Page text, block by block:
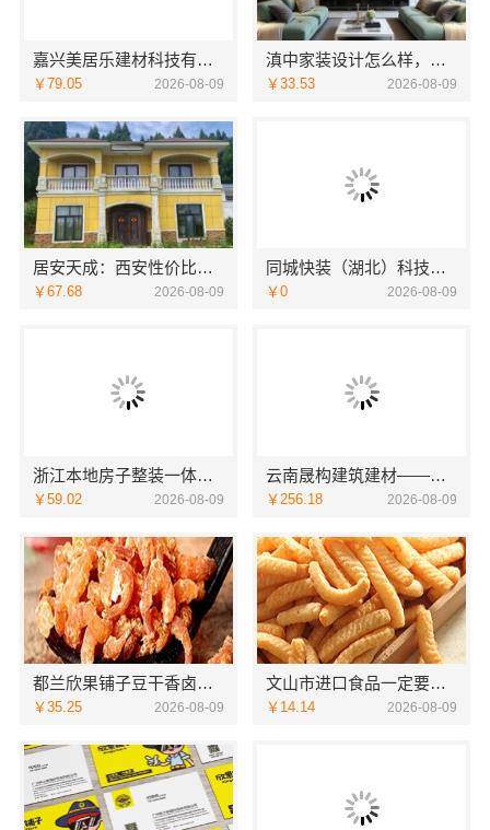
嘉兴美居乐建材科技有限公司新房装修联系电话
￥79.05 2026-08-09
滇中家装设计怎么样，云南至高新型建材有限公司口碑之选
￥33.53 2026-08-09
居安天成：西安性价比高家装施工，改善房免费量房
￥67.68 2026-08-09
同城快装（湖北）科技有限公司武昌老房北欧风装修
￥0 2026-08-09
浙江本地房子整装一体化服务施工案例，浙江乐享新材料有限公司
￥59.02 2026-08-09
云南晟构建筑建材——轻奢高端重钢住宅本地维保
￥256.18 2026-08-09
都兰欣果铺子豆干香卤提供可复制合作模式
￥35.25 2026-08-09
文山市进口食品一定要试着接受它
￥14.14 2026-08-09